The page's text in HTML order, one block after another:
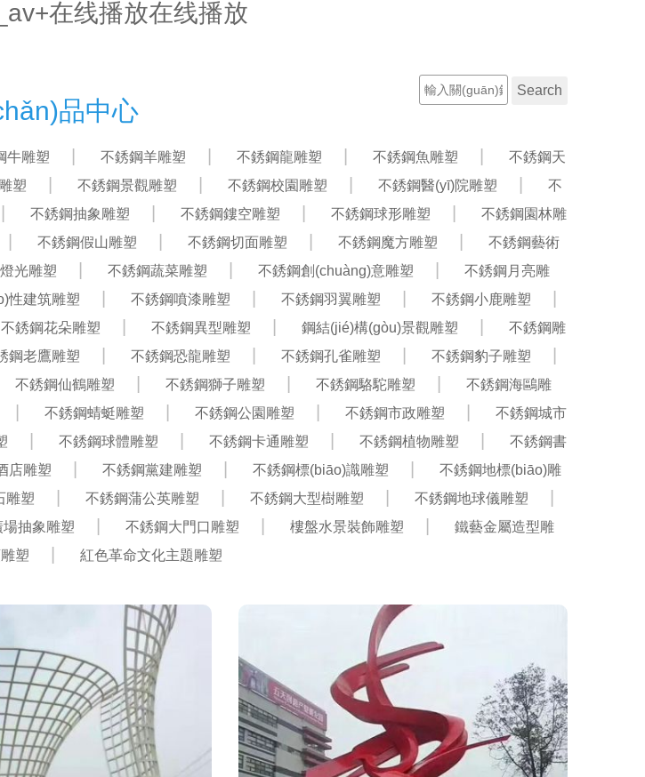
在线播放在线播放
品中心
牛雕塑 不銹鋼羊雕塑 不銹鋼龍雕塑 不銹鋼魚雕塑
不銹鋼天
塑 不銹鋼景觀雕塑 不銹鋼校園雕塑 不銹鋼醫(yī)院雕塑
不
不銹鋼抽象雕塑 不銹鋼鏤空雕塑 不銹鋼球形雕塑
不銹鋼園林雕
不銹鋼假山雕塑 不銹鋼切面雕塑 不銹鋼魔方雕塑
不銹鋼藝術
光雕塑 不銹鋼蔬菜雕塑 不銹鋼創(chuàng)意雕塑
不銹鋼月亮雕
性建筑雕塑 不銹鋼噴漆雕塑 不銹鋼羽翼雕塑
不銹鋼小鹿雕塑
不銹鋼花朵雕塑 不銹鋼異型雕塑 鋼結(jié)構(gòu)景觀雕塑
不銹鋼雕
鋼老鷹雕塑 不銹鋼恐龍雕塑 不銹鋼孔雀雕塑
不銹鋼豹子雕塑
不銹鋼仙鶴雕塑 不銹鋼獅子雕塑 不銹鋼駱駝雕塑
不銹鋼海鷗雕
不銹鋼蜻蜓雕塑 不銹鋼公園雕塑 不銹鋼市政雕塑
不銹鋼城市
不銹鋼球體雕塑 不銹鋼卡通雕塑 不銹鋼植物雕塑
不銹鋼書
店雕塑 不銹鋼黨建雕塑 不銹鋼標(biāo)識雕塑
不銹鋼地標(biāo)雕
雕塑 不銹鋼蒲公英雕塑 不銹鋼大型樹雕塑
不銹鋼地球儀雕塑
場抽象雕塑 不銹鋼大門口雕塑 樓盤水景裝飾雕塑
鐵藝金屬造型雕
塑 紅色革命文化主題雕塑